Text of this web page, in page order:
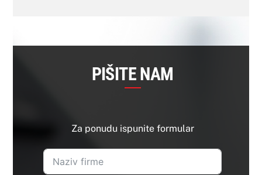
PIŠITE NAM
Za ponudu ispunite formular